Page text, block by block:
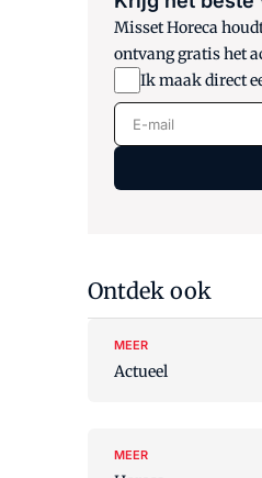
Misset Horeca
ontvang gratis het
Ik maak direct
E-mail
Ontdek ook
MEER
Actueel
MEER